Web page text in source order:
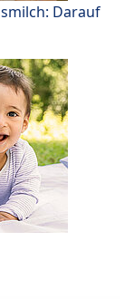
Darauf